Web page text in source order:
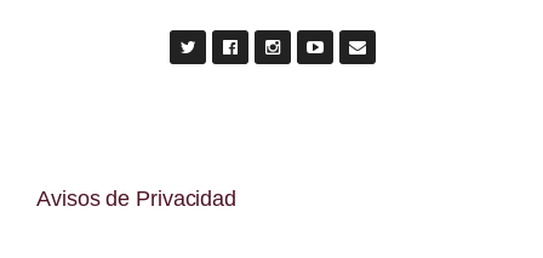
Avisos de Privacidad